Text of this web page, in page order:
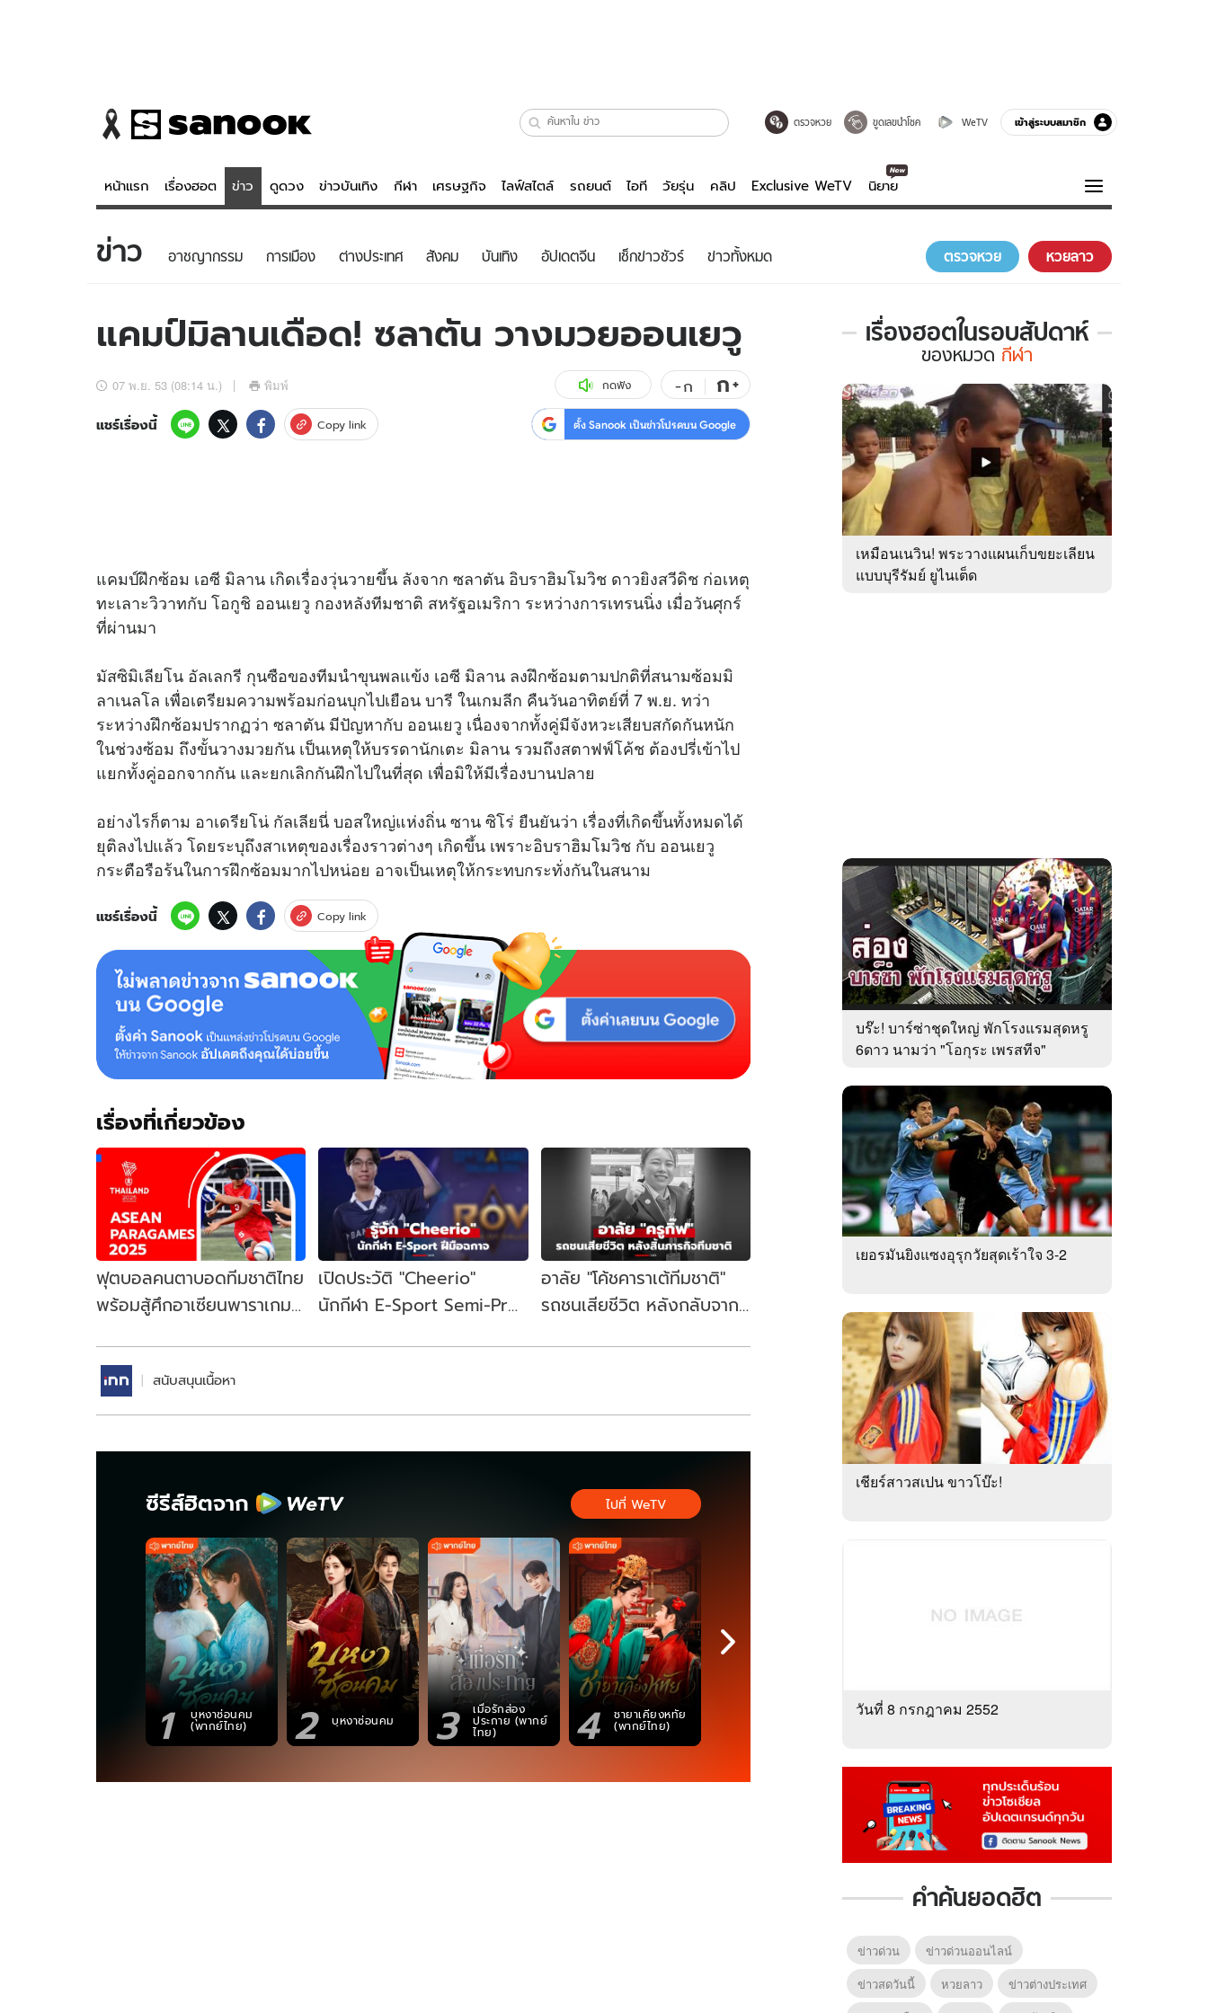
ตรวจหวย ขูดเลขนำโชค WeTV เข้าสู่ระบบสมาชิก
หน้าแรก เรื่องฮอต ข่าว ดูดวง ข่าวบันเทิง กีฬา เศรษฐกิจ ไลฟ์สไตล์ รถยนต์ ไอที วัยรุ่น คลิป Exclusive WeTV นิยาย
ข่าว
ข่าวบันเทิง
อัปเดตจีน
ดูดวง - ตรวจหวย
สถิติหวยไทย
ไลฟ์สไตล์
วัยรุ่น
รถยนต์
สุขภาพ
บันเทิงครบรส
เกมส์
คลิป
พอดแคสต์
ดูทีวี
ความรู้รอบตัว
ฮาวทู
ดาวน์โหลดสนุกแอปฟรี ติดตามสนุกโซเชียลได้ที่
สงวนลิขสิทธิ์ ©2569 บริษัท อิมเมจ ฟิวเจอร์ (ประเทศไทย) จำกัด
ข่าว อาชญากรรม การเมือง ต่างประเทศ สังคม บันเทิง อัปเดตจีน เช็กข่าวชัวร์ ข่าวทั้งหมด ตรวจหวย หวยลาว
แคมป์มิลานเดือด! ซลาตัน วางมวยออนเยวู
07 พ.ย. 53 (08:14 น.) พิมพ์ กดฟัง -ก ก+
แชร์เรื่องนี้ Copy link ตั้ง Sanook เป็นข่าวโปรดบน Google
แคมป์ฝึกซ้อม เอซี มิลาน เกิดเรื่องวุ่นวายขึ้น ลังจาก ซลาตัน อิบราฮิมโมวิช ดาวยิงสวีดิช ก่อเหตุ
ทะเลาะวิวาทกับ โอกูชิ ออนเยวู กองหลังทีมชาติ สหรัฐอเมริกา ระหว่างการเทรนนิ่ง เมื่อวันศุกร์
ที่ผ่านมา
มัสซิมิเลียโน อัลเลกรี กุนซือของทีมนำขุนพลแข้ง เอซี มิลาน ลงฝึกซ้อมตามปกติที่สนามซ้อมมิ
ลาเนลโล เพื่อเตรียมความพร้อมก่อนบุกไปเยือน บารี ในเกมลีก คืนวันอาทิตย์ที่ 7 พ.ย. ทว่า
ระหว่างฝึกซ้อมปรากฏว่า ซลาตัน มีปัญหากับ ออนเยวู เนื่องจากทั้งคู่มีจังหวะเสียบสกัดกันหนัก
ในช่วงซ้อม ถึงขั้นวางมวยกัน เป็นเหตุให้บรรดานักเตะ มิลาน รวมถึงสตาฟฟ์โค้ช ต้องปรี่เข้าไป
แยกทั้งคู่ออกจากกัน และยกเลิกกันฝึกไปในที่สุด เพื่อมิให้มีเรื่องบานปลาย
อย่างไรก็ตาม อาเดรียโน่ กัลเลียนี่ บอสใหญ่แห่งถิ่น ซาน ซิโร่ ยืนยันว่า เรื่องที่เกิดขึ้นทั้งหมดได้
ยุติลงไปแล้ว โดยระบุถึงสาเหตุของเรื่องราวต่างๆ เกิดขึ้น เพราะอิบราฮิมโมวิช กับ ออนเยวู
กระตือรือร้นในการฝึกซ้อมมากไปหน่อย อาจเป็นเหตุให้กระทบกระทั่งกันในสนาม
แชร์เรื่องนี้ Copy link
เรื่องที่เกี่ยวข้อง
ฟุตบอลคนตาบอดทีมชาติไทย
พร้อมสู้ศึกอาเซียนพาราเกมส์
เปิดประวัติ "Cheerio"
นักกีฬา E-Sport Semi-Pro
อาลัย "โค้ชคาราเต้ทีมชาติ"
รถชนเสียชีวิต หลังกลับจาก
สนับสนุนเนื้อหา
ซีรีส์ฮิตจาก
1 บุหงาซ่อนคม
(พากย์ไทย) 2 บุหงาซ่อนคม 3 เมื่อรักส่อง
ประกาย (พากย์
ไทย) 4 ชายาเคียงหทัย
(พากย์ไทย) 5 6 ตำนานจอมยุทธ์
ภูตถังซาน
ไปที่ WeTV
เรื่องฮอตในรอบสัปดาห์
เรื่อง
ใน
รอบ
สัปดาห์
ของ
หมวด
กีฬา
ของหมวด กีฬา
เหมือนเนวิน! พระวางแผนเก็บขยะเลียน
แบบบุรีรัมย์ ยูไนเต็ด
บร๊ะ! บาร์ซ่าชุดใหญ่ พักโรงแรมสุดหรู
6ดาว นามว่า "โอกุระ เพรสทีจ"
เยอรมันยิงแซงอุรุกวัยสุดเร้าใจ 3-2
เชียร์สาวสเปน ขาวโบ๊ะ!
วันที่ 8 กรกฎาคม 2552
คำค้นยอดฮิต
ข่าวด่วน
ข่าวด่วนออนไลน์
ข่าวสดวันนี้
หวยลาว
ข่าวต่างประเทศ